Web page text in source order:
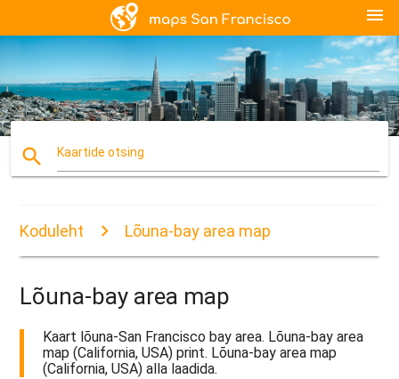
menu
search Kaartide otsing
Koduleht Lõuna-bay area map
Lõuna-bay area map
Kaart lõuna-San Francisco bay area. Lõuna-bay area
map (California, USA) print. Lõuna-bay area map
(California, USA) alla laadida.